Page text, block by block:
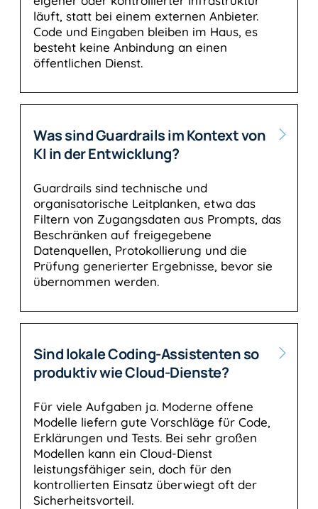
läuft, statt bei einem externen Anbieter.
Code und Eingaben bleiben im Haus, es
besteht keine Anbindung an einen
öffentlichen Dienst.
Was sind Guardrails im Kontext von
KI in der Entwicklung?
Guardrails sind technische und
organisatorische Leitplanken, etwa das
Filtern von Zugangsdaten aus Prompts, das
Beschränken auf freigegebene
Datenquellen, Protokollierung und die
Prüfung generierter Ergebnisse, bevor sie
übernommen werden.
Sind lokale Coding-Assistenten so
produktiv wie Cloud-Dienste?
Für viele Aufgaben ja. Moderne offene
Modelle liefern gute Vorschläge für Code,
Erklärungen und Tests. Bei sehr großen
Modellen kann ein Cloud-Dienst
leistungsfähiger sein, doch für den
kontrollierten Einsatz überwiegt oft der
Sicherheitsvorteil.